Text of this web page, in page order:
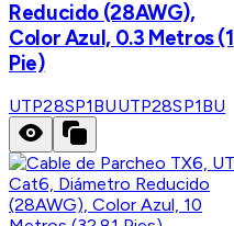
Reducido (28AWG),
Color Azul, 0.3 Metros (1
Pie)
UTP28SP1BUUTP28SP1BU